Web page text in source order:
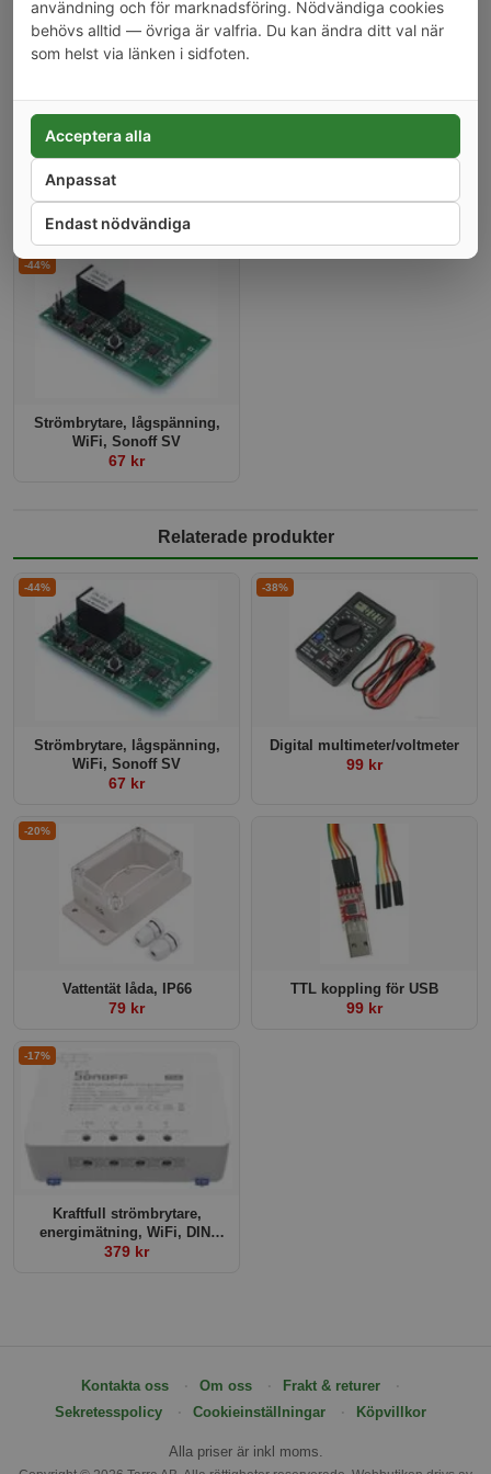
Liten strömbrytare på/av,
WiFi, Sonoff Basic R2
89 kr
79 kr
-44%
Strömbrytare, lågspänning,
WiFi, Sonoff SV
67 kr
Relaterade produkter
-44%
Strömbrytare, lågspänning,
WiFi, Sonoff SV
67 kr
-38%
Digital multimeter/voltmeter
99 kr
-20%
Vattentät låda, IP66
79 kr
TTL koppling för USB
99 kr
-17%
Kraftfull strömbrytare,
energimätning, WiFi, DIN,
Sonoff POWR3
379 kr
Kontakta oss Om oss
Frakt & returer
Sekretesspolicy
Cookieinställningar Köpvillkor
Alla priser är inkl moms.
användning och för marknadsföring. Nödvändiga cookies
behövs alltid — övriga är valfria. Du kan ändra ditt val när
som helst via länken i sidfoten.
Endast nödvändiga
Anpassat
Acceptera alla